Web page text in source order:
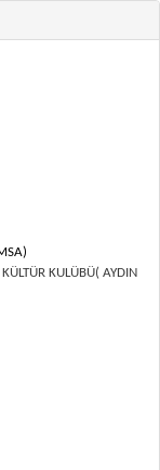
KULÜBÜ( AYDIN